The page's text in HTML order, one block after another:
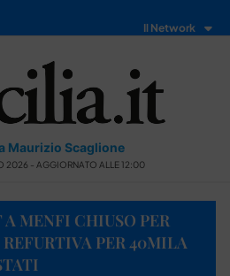
Il Network
Maurizio Scaglione
2026 - AGGIORNATO ALLE 12:00
MENFI CHIUSO PER
PER 40MILA